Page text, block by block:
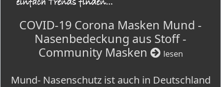
COVID-19 Corona Masken Mund -
Nasenbedeckung aus Stoff -
Community Masken
lesen
Mund- Nasenschutz ist auch in Deutschland